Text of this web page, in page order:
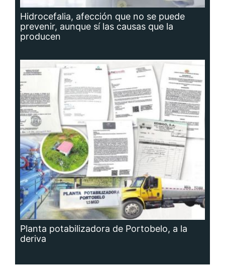
Hidrocefalia, afección que no se puede
prevenir, aunque sí las causas que la
producen
Planta potabilizadora de Portobelo, a la
deriva